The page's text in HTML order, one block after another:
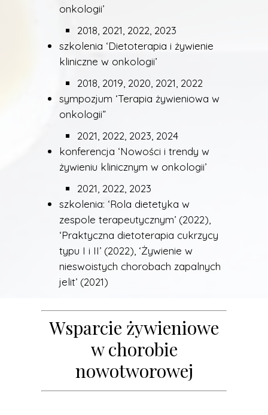
onkologii’
2018, 2021, 2022, 2023
szkolenia ‘Dietoterapia i żywienie
kliniczne w onkologii’
2018, 2019, 2020, 2021, 2022
sympozjum ‘Terapia żywieniowa w
onkologii”
2021, 2022, 2023, 2024
konferencja ‘Nowości i trendy w
żywieniu klinicznym w onkologii’
2021, 2022, 2023
szkolenia: ‘Rola dietetyka w
zespole terapeutycznym’ (2022),
‘Praktyczna dietoterapia cukrzycy
typu I i II’ (2022), ‘Żywienie w
nieswoistych chorobach zapalnych
jelit’ (2021)
Wsparcie żywieniowe
w chorobie
nowotworowej